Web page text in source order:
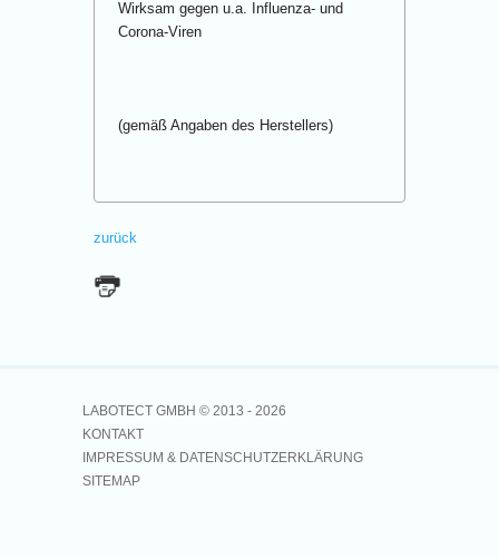
Wirksam gegen u.a. Influenza- und
Corona-Viren
(gemäß Angaben des Herstellers)
zurück
LABOTECT GMBH © 2013 - 2026
KONTAKT
IMPRESSUM & DATENSCHUTZERKLÄRUNG
SITEMAP